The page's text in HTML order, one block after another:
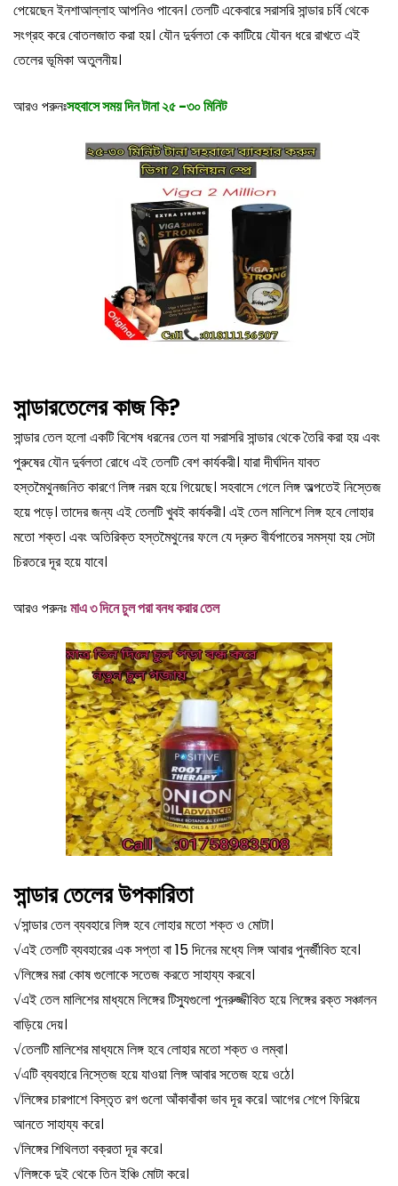
পেয়েছেন ইনশাআল্লাহ আপনিও পাবেন। তেলটি একেবারে সরাসরি সান্ডার চর্বি থেকে
সংগ্রহ করে বোতলজাত করা হয়। যৌন দুর্বলতা কে কাটিয়ে যৌবন ধরে রাখতে এই
তেলের ভূমিকা অতুলনীয়।
আরও পরুনঃসহবাসে সময় দিন টানা ২৫ -৩০ মিনিট
সান্ডারতেলের কাজ কি?
সান্ডার তেল হলো একটি বিশেষ ধরনের তেল যা সরাসরি সান্ডার থেকে তৈরি করা হয় এবং
পুরুষের যৌন দুর্বলতা রোধে এই তেলটি বেশ কার্যকরী। যারা দীর্ঘদিন যাবত
হস্তমৈথুনজনিত কারণে লিঙ্গ নরম হয়ে গিয়েছে। সহবাসে গেলে লিঙ্গ অল্পতেই নিস্তেজ
হয়ে পড়ে। তাদের জন্য এই তেলটি খুবই কার্যকরী। এই তেল মালিশে লিঙ্গ হবে লোহার
মতো শক্ত। এবং অতিরিক্ত হস্তমৈথুনের ফলে যে দ্রুত বীর্যপাতের সমস্যা হয় সেটা
চিরতরে দূর হয়ে যাবে।
আরও পরুনঃমাএ ৩ দিনে চুল পরা বনধ করার তেল
সান্ডার তেলের উপকারিতা
√সান্ডার তেল ব্যবহারে লিঙ্গ হবে লোহার মতো শক্ত ও মোটা।
√এই তেলটি ব্যবহারের এক সপ্তা বা 15 দিনের মধ্যে লিঙ্গ আবার পুনর্জীবিত হবে।
√লিঙ্গের মরা কোষ গুলোকে সতেজ করতে সাহায্য করবে।
√এই তেল মালিশের মাধ্যমে লিঙ্গের টিস্যুগুলো পুনরুজ্জীবিত হয়ে লিঙ্গের রক্ত সঞ্চালন
বাড়িয়ে দেয়।
√তেলটি মালিশের মাধ্যমে লিঙ্গ হবে লোহার মতো শক্ত ও লম্বা।
√এটি ব্যবহারে নিস্তেজ হয়ে যাওয়া লিঙ্গ আবার সতেজ হয়ে ওঠে।
√লিঙ্গের চারপাশে বিস্তৃত রগ গুলো আঁকাবাঁকা ভাব দূর করে। আগের শেপে ফিরিয়ে
আনতে সাহায্য করে।
√লিঙ্গের শিথিলতা বক্রতা দূর করে।
√লিঙ্গকে দুই থেকে তিন ইঞ্চি মোটা করে।